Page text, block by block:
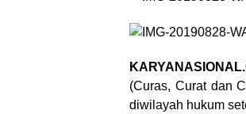
(Curas, Curat dan
diwilayah hukum